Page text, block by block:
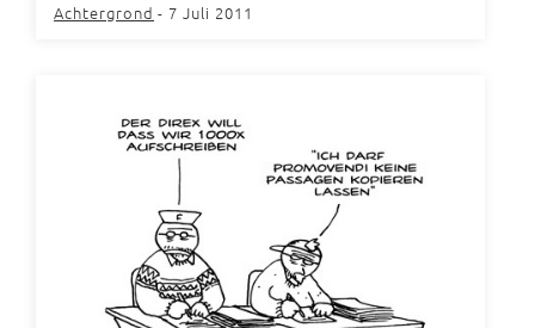
Achtergrond - 7 Juli 2011